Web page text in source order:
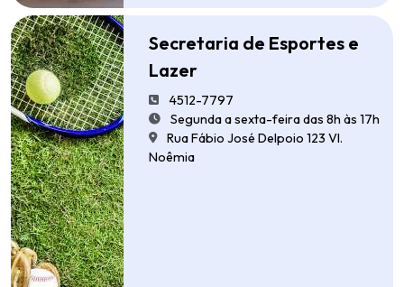
Secretaria de Esportes e
Lazer
4512-7797
Segunda a sexta-feira das 8h às 17h
Rua Fábio José Delpoio 123 Vl.
Noêmia